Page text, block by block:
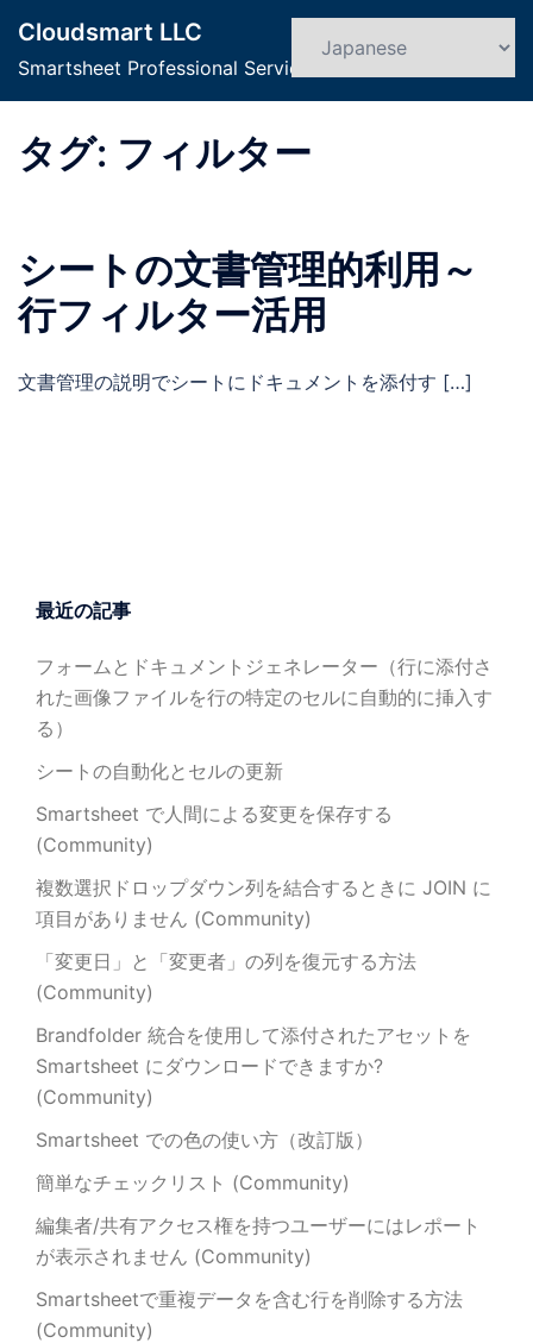
ン
Cloudsmart LLC
Smartsheet Professional Service
ト
グ
タグ: フィルター
シートの文書管理的利用～
行フィルター活用
文書管理の説明でシートにドキュメントを添付す […]
最近の記事
フォームとドキュメントジェネレーター（行に添付さ
れた画像ファイルを行の特定のセルに自動的に挿入す
る）
シートの自動化とセルの更新
Smartsheet で人間による変更を保存する
(Community)
複数選択ドロップダウン列を結合するときに JOIN に
項目がありません (Community)
「変更日」と「変更者」の列を復元する方法
(Community)
Brandfolder 統合を使用して添付されたアセットを
Smartsheet にダウンロードできますか?
(Community)
Smartsheet での色の使い方（改訂版）
簡単なチェックリスト (Community)
編集者/共有アクセス権を持つユーザーにはレポート
が表示されません (Community)
Smartsheetで重複データを含む行を削除する方法
(Community)